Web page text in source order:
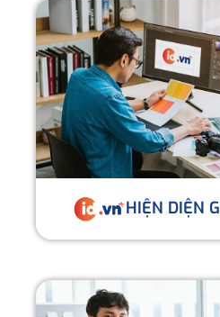
HIỆN DIỆN